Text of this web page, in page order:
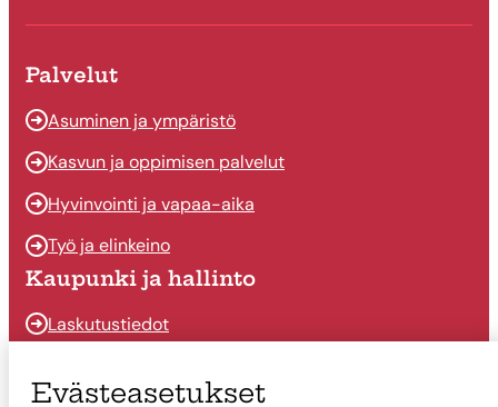
Palvelut
Asuminen ja ympäristö
Kasvun ja oppimisen palvelut
Hyvinvointi ja vapaa-aika
Työ ja elinkeino
Kaupunki ja hallinto
Laskutustiedot
Evästeasetukset